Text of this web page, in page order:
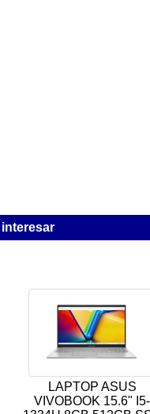
LAPTOP ASUS
VIVOBOOK 15.6" I5-